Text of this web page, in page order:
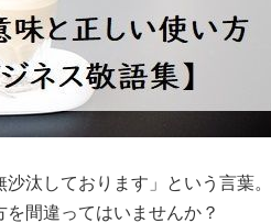
汰しております」という言葉
間違ってはいませんか？